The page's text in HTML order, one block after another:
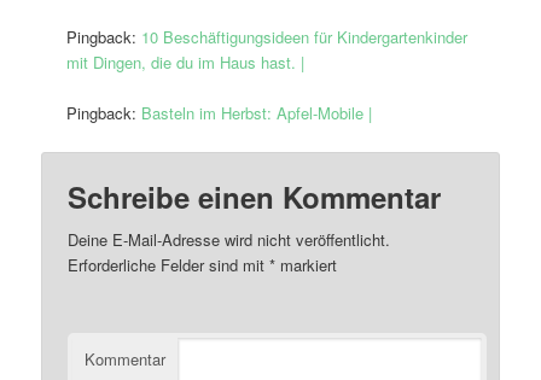
Pingback: 10 Beschäftigungsideen für Kindergartenkinder
mit Dingen, die du im Haus hast. |
Pingback: Basteln im Herbst: Apfel-Mobile |
Schreibe einen Kommentar
Deine E-Mail-Adresse wird nicht veröffentlicht.
Erforderliche Felder sind mit* markiert
Kommentar